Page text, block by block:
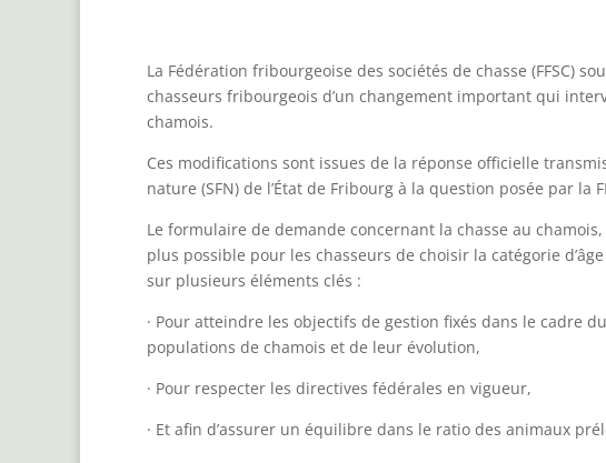
La Fédération fribourgeoise des sociétés de chasse (FFSC)
chasseurs fribourgeois d’un changement important qui
chamois.
Ces modifications sont issues de la réponse officielle
nature (SFN) de l’État de Fribourg à la question posée par la
Le formulaire de demande concernant la chasse au
plus possible pour les chasseurs de choisir la catégorie
sur plusieurs éléments clés :
· Pour atteindre les objectifs de gestion fixés dans le cadre
populations de chamois et de leur évolution,
· Pour respecter les directives fédérales en vigueur,
· Et afin d’assurer un équilibre dans le ratio des animaux